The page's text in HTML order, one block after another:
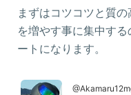
まずはコツコツと質
を増やす事に集中す
ートになります。